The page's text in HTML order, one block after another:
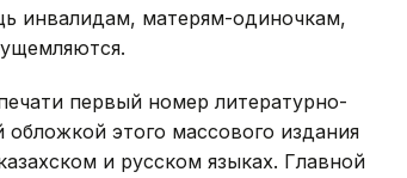
инвалидам, матерям-одиночкам,
первый номер литературно-
этого массового издания
и русском языках. Главной